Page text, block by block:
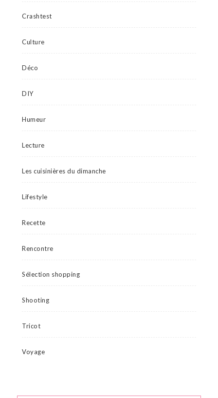
Crashtest
Culture
Déco
DIY
Humeur
Lecture
Les cuisinières du dimanche
Lifestyle
Recette
Rencontre
Sélection shopping
Shooting
Tricot
Voyage